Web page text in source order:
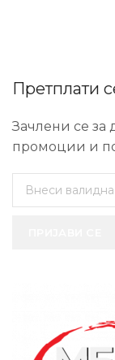
Претплати
Зачлени се за
промоции и